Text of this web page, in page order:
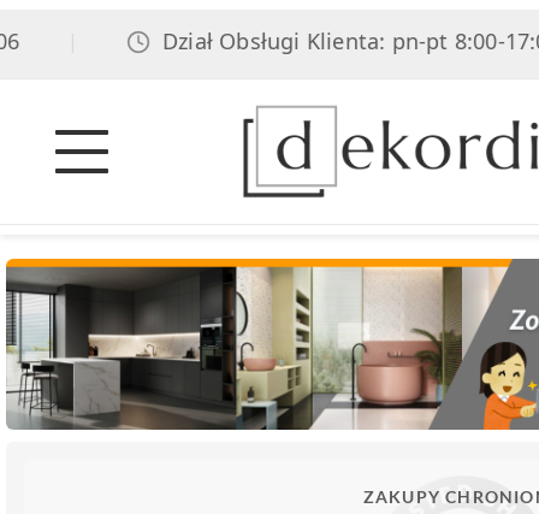
Dział Obsługi Klienta: pn-pt 8:00-
ZAKUPY